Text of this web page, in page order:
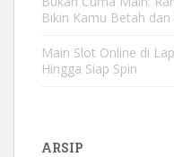
Bikin Kamu Betah dan
Main Slot Online di
Hingga Siap Spin
ARSIP